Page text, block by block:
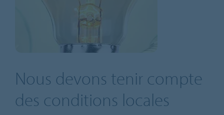
Nous devons tenir compte
des conditions locales